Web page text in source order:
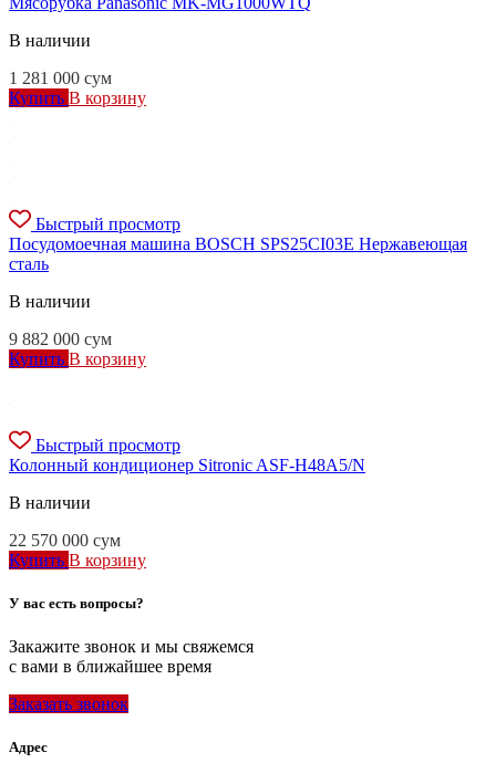
В наличии
1 281 000 сум
Купить В корзину
Быстрый просмотр
Посудомоечная машина BOSCH SPS25CI03E Нержавеющая
сталь
В наличии
9 882 000 сум
Купить В корзину
Быстрый просмотр
Колонный кондиционер Sitronic ASF-H48A5/N
В наличии
22 570 000 сум
Купить В корзину
У вас есть вопросы?
Закажите звонок и мы свяжемся
с вами в ближайшее время
Заказать звонок
Адрес